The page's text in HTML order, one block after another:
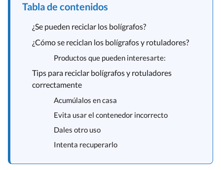
Tabla de contenidos
¿Se pueden reciclar los bolígrafos?
¿Cómo se reciclan los bolígrafos y rotuladores?
Productos que pueden interesarte:
Tips para reciclar bolígrafos y rotuladores
correctamente
Acumúlalos en casa
Evita usar el contenedor incorrecto
Dales otro uso
Intenta recuperarlo